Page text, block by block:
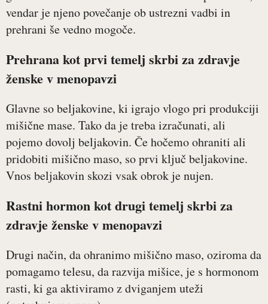
vendar je njeno povečanje ob ustrezni vadbi in
prehrani še vedno mogoče.
Prehrana kot prvi temelj skrbi za zdravje
ženske v menopavzi
Glavne so beljakovine, ki igrajo vlogo pri produkciji
mišične mase. Tako da je treba izračunati, ali
pojemo dovolj beljakovin. Če hočemo ohraniti ali
pridobiti mišično maso, so prvi ključ beljakovine.
Vnos beljakovin skozi vsak obrok je nujen.
Rastni hormon kot drugi temelj skrbi za
zdravje ženske v menopavzi
Drugi način, da ohranimo mišično maso, oziroma da
pomagamo telesu, da razvija mišice, je s hormonom
rasti, ki ga aktiviramo z dviganjem uteži